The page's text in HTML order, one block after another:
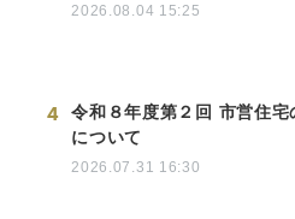
2026.08.04 15:25
4
令和８年度第２回 市営住宅
について
2026.07.31 16:30